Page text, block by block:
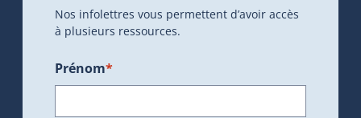
Nos infolettres vous permettent d’avoir accès
à plusieurs ressources.
Prénom*